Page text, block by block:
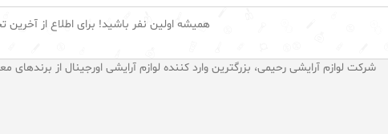
همیشه اولین نفر باشید! برای اطلاع از
شرکت لوازم آرایشی رحیمی، بزرگترین وارد کننده لوازم آرایشی اورجینال از برندهای